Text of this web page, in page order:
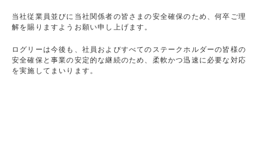
当社従業員並びに当社関係者の皆さまの安全確保のため、何卒ご理
解を賜りますようお願い申し上げます。
ログリーは今後も、社員およびすべてのステークホルダーの皆様の
安全確保と事業の安定的な継続のため、柔軟かつ迅速に必要な対応
を実施してまいります。